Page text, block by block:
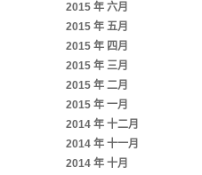
2015 年 六月
2015 年 五月
2015 年 四月
2015 年 三月
2015 年 二月
2015 年 一月
2014 年 十二月
2014 年 十一月
2014 年 十月